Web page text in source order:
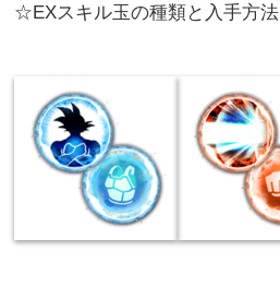
☆EXスキル玉の種類と入手方法